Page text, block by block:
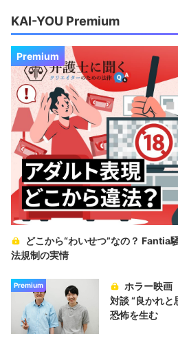
KAI-YOU Premium
Premium
どこから“わいせつ”なの？ Fantia
法規制の実情
Premium
ホラー映画
対談 “良かれと
恐怖を生む